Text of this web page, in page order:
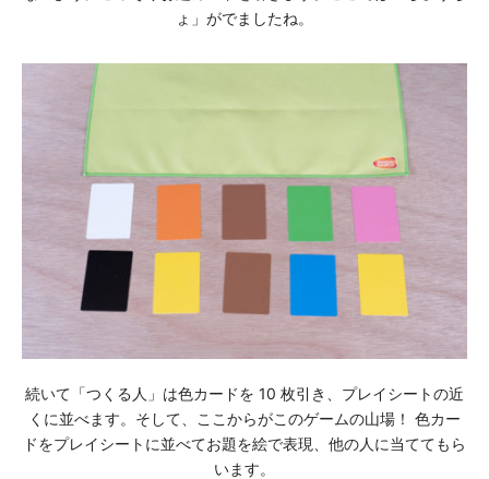
ょ」がでましたね。
続いて「つくる⼈」は⾊カードを 10 枚引き、プレイシートの近
くに並べます。そして、ここからがこのゲームの⼭場！ ⾊カー
ドをプレイシートに並べてお題を絵で表現、他の人に当ててもら
います。